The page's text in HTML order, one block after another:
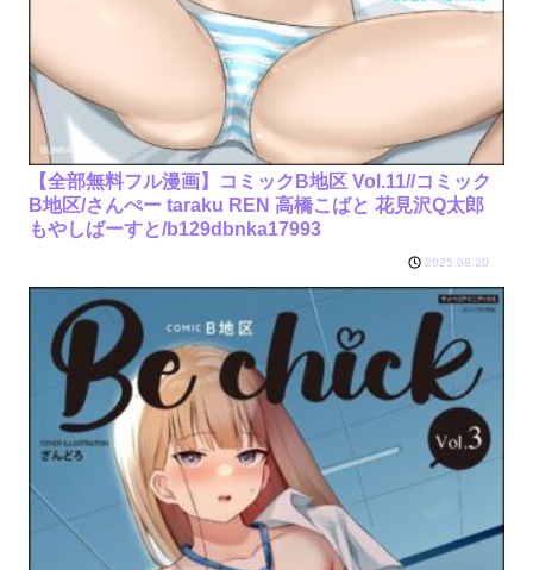
【全部無料フル漫画】コミックB地区 Vol.11//コミック
B地区/さんぺー taraku REN 高橋こばと 花見沢Q太郎
もやしばーすと/b129dbnka17993
2025.08.20